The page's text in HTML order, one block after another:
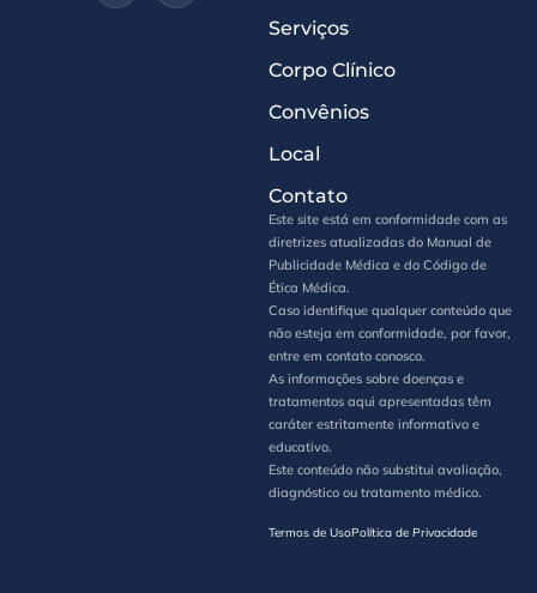
Serviços
Corpo Clínico
Convênios
Local
Contato
Este site está em conformidade com as
diretrizes atualizadas do Manual de
Publicidade Médica e do Código de
Ética Médica.
Caso identifique qualquer conteúdo que
não esteja em conformidade, por favor,
entre em contato conosco.
As informações sobre doenças e
tratamentos aqui apresentadas têm
caráter estritamente informativo e
educativo.
Este conteúdo não substitui avaliação,
diagnóstico ou tratamento médico.
Termos de UsoPolítica de Privacidade